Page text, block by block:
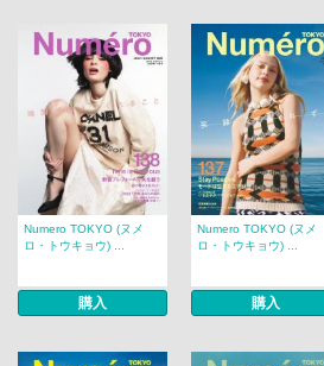
Numero TOKYO (ヌメ
ロ・トウキョウ) ...
購入
Numero TOKYO (ヌメ
ロ・トウキョウ) ...
購入